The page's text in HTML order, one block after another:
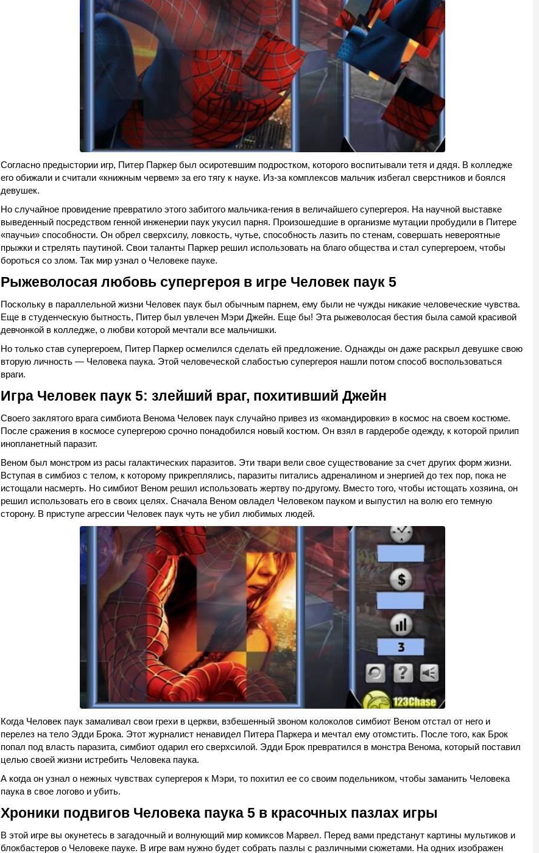
Согласно предыстории игр, Питер Паркер был осиротевшим подростком, которого воспитывали тетя и дядя. В колледже
его обижали и считали «книжным червем» за его тягу к науке. Из-за комплексов мальчик избегал сверстников и боялся
девушек.
Но случайное провидение превратило этого забитого мальчика-гения в величайшего супергероя. На научной выставке
выведенный посредством генной инженерии паук укусил парня. Произошедшие в организме мутации пробудили в Питере
«паучьи» способности. Он обрел сверхсилу, ловкость, чутье, способность лазить по стенам, совершать невероятные
прыжки и стрелять паутиной. Свои таланты Паркер решил использовать на благо общества и стал супергероем, чтобы
бороться со злом. Так мир узнал о Человеке пауке.
Рыжеволосая любовь супергероя в игре Человек паук 5
Поскольку в параллельной жизни Человек паук был обычным парнем, ему были не чужды никакие человеческие чувства.
Еще в студенческую бытность, Питер был увлечен Мэри Джейн. Еще бы! Эта рыжеволосая бестия была самой красивой
девчонкой в колледже, о любви которой мечтали все мальчишки.
Но только став супергероем, Питер Паркер осмелился сделать ей предложение. Однажды он даже раскрыл девушке свою
вторую личность — Человека паука. Этой человеческой слабостью супергероя нашли потом способ воспользоваться
враги.
Игра Человек паук 5: злейший враг, похитивший Джейн
Своего заклятого врага симбиота Венома Человек паук случайно привез из «командировки» в космос на своем костюме.
После сражения в космосе супергерою срочно понадобился новый костюм. Он взял в гардеробе одежду, к которой прилип
инопланетный паразит.
Веном был монстром из расы галактических паразитов. Эти твари вели свое существование за счет других форм жизни.
Вступая в симбиоз с телом, к которому прикреплялись, паразиты питались адреналином и энергией до тех пор, пока не
истощали насмерть. Но симбиот Веном решил использовать жертву по-другому. Вместо того, чтобы истощать хозяина, он
решил использовать его в своих целях. Сначала Веном овладел Человеком пауком и выпустил на волю его темную
сторону. В приступе агрессии Человек паук чуть не убил любимых людей.
Когда Человек паук замаливал свои грехи в церкви, взбешенный звоном колоколов симбиот Веном отстал от него и
перелез на тело Эдди Брока. Этот журналист ненавидел Питера Паркера и мечтал ему отомстить. После того, как Брок
попал под власть паразита, симбиот одарил его сверхсилой. Эдди Брок превратился в монстра Венома, который поставил
целью своей жизни истребить Человека паука.
А когда он узнал о нежных чувствах супергероя к Мэри, то похитил ее со своим подельником, чтобы заманить Человека
паука в свое логово и убить.
Хроники подвигов Человека паука 5 в красочных пазлах игры
В этой игре вы окунетесь в загадочный и волнующий мир комиксов Марвел. Перед вами предстанут картины мультиков и
блокбастеров о Человеке пауке. В игре вам нужно будет собрать пазлы с различными сюжетами. На одних изображен